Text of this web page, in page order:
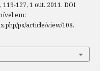
119-127, 1 out. 2011. DOI
em:
ps/article/view/108.